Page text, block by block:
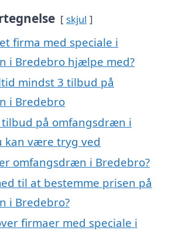
skjul
firma med speciale i
i Bredebro hjælpe med?
mindst 3 tilbud på
i Bredebro
tilbud på omfangsdræn i
kan være tryg ved
omfangsdræn i Bredebro?
til at bestemme prisen på
i Bredebro?
firmaer med speciale i